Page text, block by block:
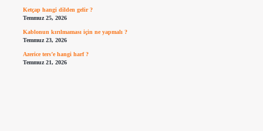
Ketçap hangi dilden gelir ?
Temmuz 25, 2026
Kablonun kırılmaması için ne yapmalı ?
Temmuz 23, 2026
Azerice ters’e hangi harf ?
Temmuz 21, 2026